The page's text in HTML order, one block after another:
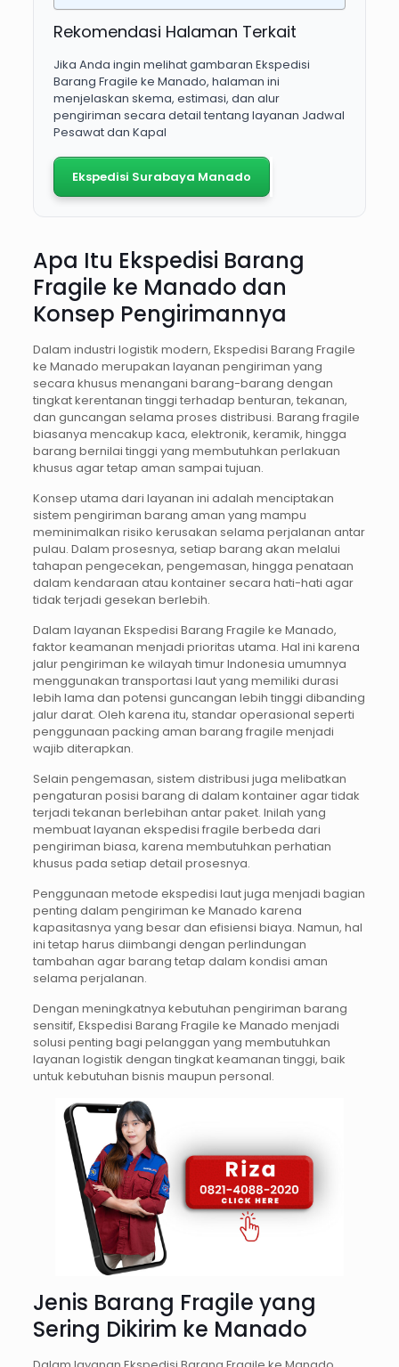
Rekomendasi Halaman Terkait
Jika Anda ingin melihat gambaran Ekspedisi
Barang Fragile ke Manado, halaman ini
menjelaskan skema, estimasi, dan alur
pengiriman secara detail tentang layanan Jadwal
Pesawat dan Kapal
Ekspedisi Surabaya Manado
Apa Itu Ekspedisi Barang
Fragile ke Manado dan
Konsep Pengirimannya
Dalam industri logistik modern, Ekspedisi Barang Fragile
ke Manado merupakan layanan pengiriman yang
secara khusus menangani barang-barang dengan
tingkat kerentanan tinggi terhadap benturan, tekanan,
dan guncangan selama proses distribusi. Barang fragile
biasanya mencakup kaca, elektronik, keramik, hingga
barang bernilai tinggi yang membutuhkan perlakuan
khusus agar tetap aman sampai tujuan.
Konsep utama dari layanan ini adalah menciptakan
sistem pengiriman barang aman yang mampu
meminimalkan risiko kerusakan selama perjalanan antar
pulau. Dalam prosesnya, setiap barang akan melalui
tahapan pengecekan, pengemasan, hingga penataan
dalam kendaraan atau kontainer secara hati-hati agar
tidak terjadi gesekan berlebih.
Dalam layanan Ekspedisi Barang Fragile ke Manado,
faktor keamanan menjadi prioritas utama. Hal ini karena
jalur pengiriman ke wilayah timur Indonesia umumnya
menggunakan transportasi laut yang memiliki durasi
lebih lama dan potensi guncangan lebih tinggi dibanding
jalur darat. Oleh karena itu, standar operasional seperti
penggunaan packing aman barang fragile menjadi
wajib diterapkan.
Selain pengemasan, sistem distribusi juga melibatkan
pengaturan posisi barang di dalam kontainer agar tidak
terjadi tekanan berlebihan antar paket. Inilah yang
membuat layanan ekspedisi fragile berbeda dari
pengiriman biasa, karena membutuhkan perhatian
khusus pada setiap detail prosesnya.
Penggunaan metode ekspedisi laut juga menjadi bagian
penting dalam pengiriman ke Manado karena
kapasitasnya yang besar dan efisiensi biaya. Namun, hal
ini tetap harus diimbangi dengan perlindungan
tambahan agar barang tetap dalam kondisi aman
selama perjalanan.
Dengan meningkatnya kebutuhan pengiriman barang
sensitif, Ekspedisi Barang Fragile ke Manado menjadi
solusi penting bagi pelanggan yang membutuhkan
layanan logistik dengan tingkat keamanan tinggi, baik
untuk kebutuhan bisnis maupun personal.
Jenis Barang Fragile yang
Sering Dikirim ke Manado